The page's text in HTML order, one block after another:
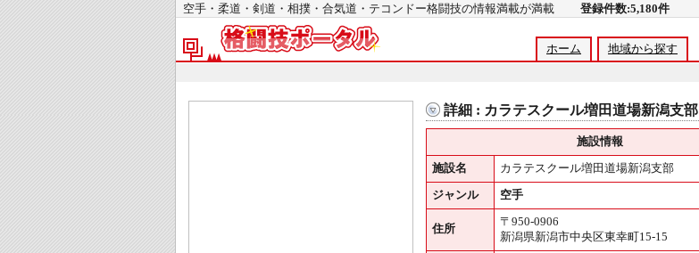
空手・柔道・剣道・相撲・合気道・テコンドー格闘技の情報満載が満載 登録件数:5,180件
ホーム 地域から探す
詳細 : カラテスクール増田道場新潟支部
施設情報
施設名 カラテスクール増田道場新潟支部
ジャンル 空手
住所
〒950-0906
新潟県新潟市中央区東幸町15-15